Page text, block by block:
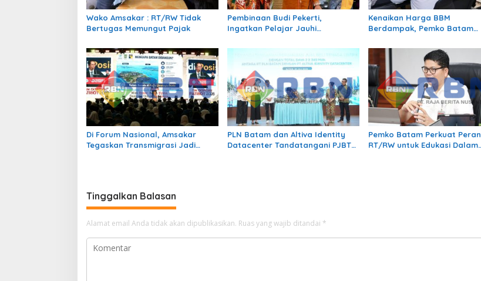
s
Wako Amsakar : RT/RW Tidak
Bertugas Memungut Pajak
Pembinaan Budi Pekerti,
Ingatkan Pelajar Jauhi
Bermedia Sosial
Kenaikan Harga BBM
Berdampak, Pemko Batam
Kolaborasi TPID
Di Forum Nasional, Amsakar
Tegaskan Transmigrasi Jadi
PLN Batam dan Altiva Identity
Datacenter Tandatangani PJBTL
Pemko Batam Perkuat Peran
RT/RW untuk Edukasi Dalam
Tinggalkan Balasan
Alamat email Anda tidak akan dipublikasikan. Ruas yang wajib ditandai *